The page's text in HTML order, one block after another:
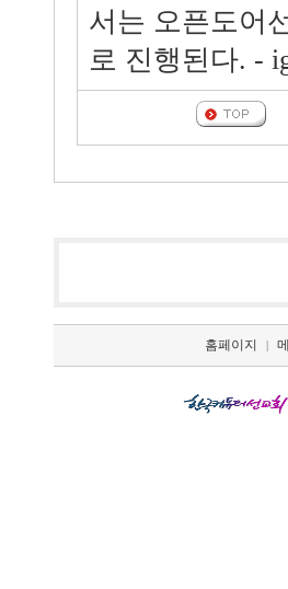
서는 오픈도어
로 진행된다. -
홈페이지 |